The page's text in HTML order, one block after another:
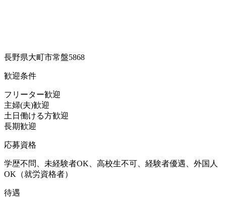
長野県大町市常盤5868
歓迎条件
フリーター歓迎
主婦(夫)歓迎
土日働ける方歓迎
長期歓迎
応募資格
学歴不問、未経験者OK、高校生不可、経験者優遇、外国人
OK（就労資格者）
待遇